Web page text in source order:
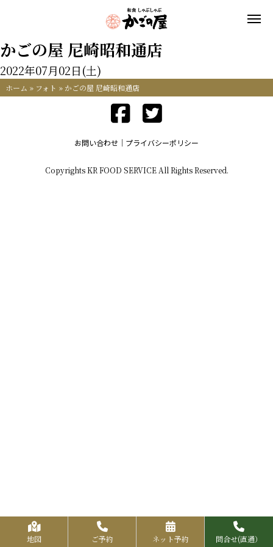
かごの屋 尼崎昭和通店
2022年07月02日(土)
ホーム » フォト » かごの屋 尼崎昭和通店
お問い合わせ プライバシーポリシー
Copyrights KR FOOD SERVICE All Rights Reserved.
地図 ご予約 ネット予約 問合せ(直通）